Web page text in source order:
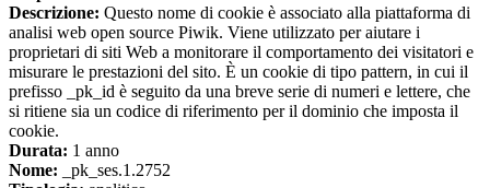
Descrizione: Questo nome di cookie è associato alla piattaforma di
analisi web open source Piwik. Viene utilizzato per aiutare i
proprietari di siti Web a monitorare il comportamento dei visitatori e
misurare le prestazioni del sito. È un cookie di tipo pattern, in cui il
prefisso _pk_id è seguito da una breve serie di numeri e lettere, che
si ritiene sia un codice di riferimento per il dominio che imposta il
cookie.
Durata: 1 anno
Nome: _pk_ses.1.2752